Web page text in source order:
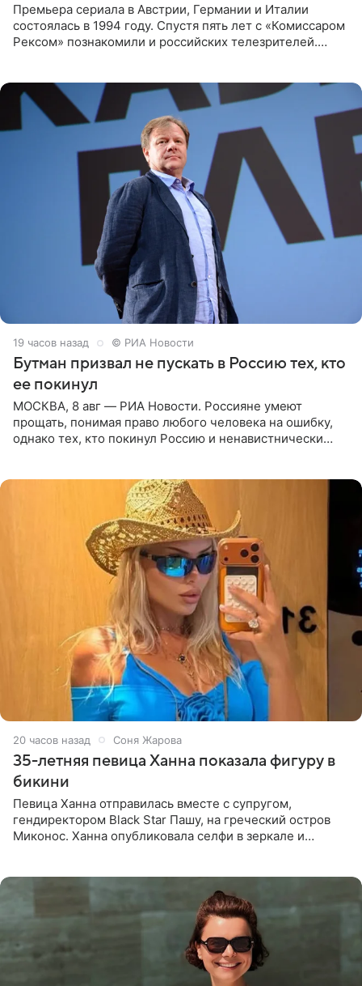
Премьера сериала в Австрии, Германии и Италии
состоялась в 1994 году. Спустя пять лет с «Комиссаром
Рексом» познакомили и российских телезрителей.
19 часов назад © РИА Новости
Бутман призвал не пускать в Россию тех, кто
ее покинул
МОСКВА, 8 авг — РИА Новости. Россияне умеют
прощать, понимая право любого человека на ошибку,
однако тех, кто покинул Россию и ненавистнически
20 часов назад Соня Жарова
35-летняя певица Ханна показала фигуру в
бикини
Певица Ханна отправилась вместе с супругом,
гендиректором Black Star Пашу, на греческий остров
Миконос. Ханна опубликовала селфи в зеркале и